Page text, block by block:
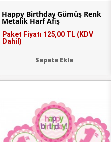
Happy Birthday Gümüş Renk
Metalik Harf Afiş
Paket Fiyatı 125,00 TL (KDV
Dahil)
Sepete Ekle